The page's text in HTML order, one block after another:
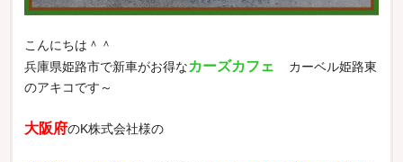
こんにちは＾＾
兵庫県姫路市で新車がお得なカーズカフェ
カーベル姫路東
のアキコです～
大阪府のK株式会社様の